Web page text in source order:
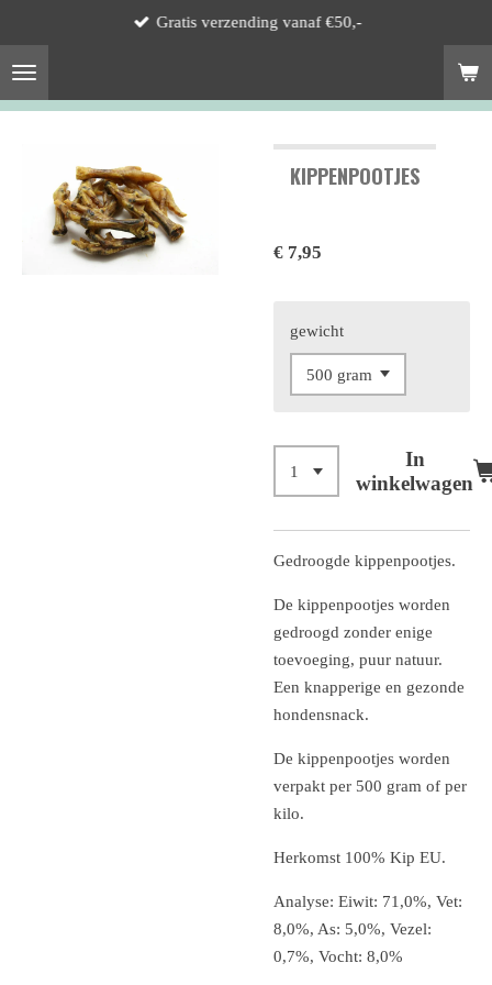
direct
naar
de
Gratis verzending vanaf €50,-
KIPPENPOOTJES
€ 7,95
gewicht
In
winkelwagen
Gedroogde kippenpootjes.
De kippenpootjes worden
gedroogd zonder enige
toevoeging, puur natuur.
Een knapperige en gezonde
hondensnack.
De kippenpootjes worden
verpakt per 500 gram of per
kilo.
Herkomst 100% Kip EU.
Analyse: Eiwit: 71,0%, Vet:
8,0%, As: 5,0%, Vezel:
0,7%, Vocht: 8,0%